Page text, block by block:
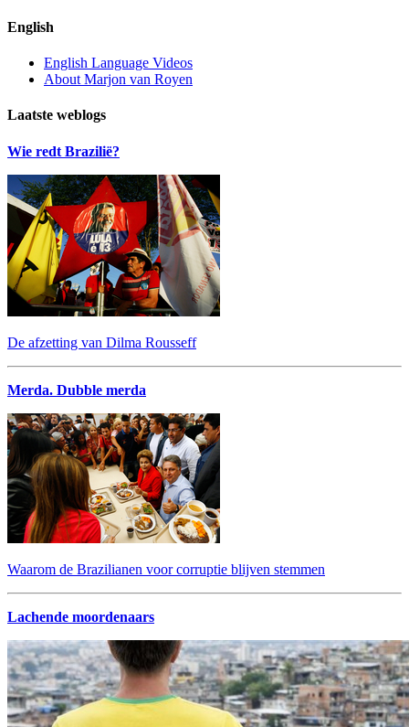
English
English Language Videos
About Marjon van Royen
Laatste weblogs
Wie redt Brazilië?
De afzetting van Dilma Rousseff
Merda. Dubble merda
Waarom de Brazilianen voor corruptie blijven stemmen
Lachende moordenaars